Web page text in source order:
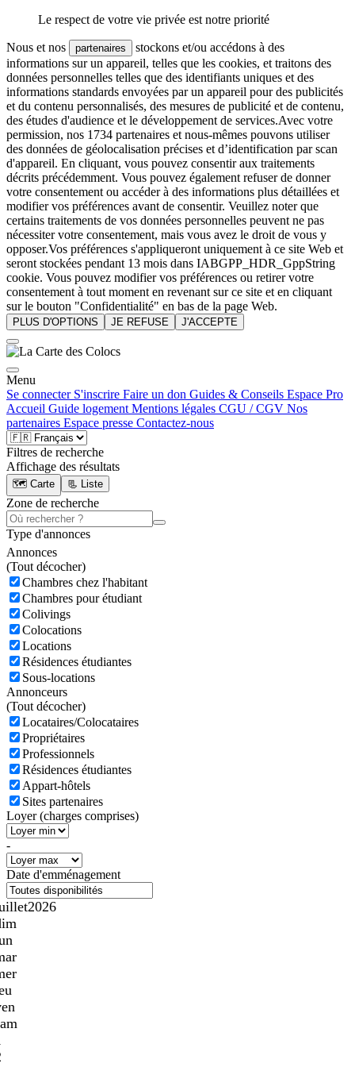
Le respect de votre vie privée est notre priorité
Nous et nos partenaires
stockons et/ou accédons à des
informations sur un appareil, telles que les cookies, et traitons des
données personnelles telles que des identifiants uniques et des
informations standards envoyées par un appareil pour des publicités
et du contenu personnalisés, des mesures de publicité et de contenu,
des études d'audience et le développement de services.Avec votre
permission, nos 1734 partenaires et nous-mêmes pouvons utiliser
des données de géolocalisation précises et d’identification par scan
d'appareil. En cliquant, vous pouvez consentir aux traitements
décrits précédemment. Vous pouvez également refuser de donner
votre consentement ou accéder à des informations plus détaillées et
modifier vos préférences avant de consentir. Veuillez noter que
certains traitements de vos données personnelles peuvent ne pas
nécessiter votre consentement, mais vous avez le droit de vous y
opposer.Vos préférences s'appliqueront uniquement à ce site Web et
seront stockées pendant 13 mois dans IABGPP_HDR_GppString
cookie. Vous pouvez modifier vos préférences ou retirer votre
consentement à tout moment en revenant sur ce site et en cliquant
sur le bouton "Confidentialité" en bas de la page Web.
PLUS D'OPTIONS JE REFUSE J'ACCEPTE
Menu
Se connecter S'inscrire Faire un don Guides & Conseils Espace Pro
Accueil Guide logement Mentions légales CGU / CGV Nos
partenaires Espace presse Contactez-nous
Filtres de recherche
Affichage des résultats
🗺️ Carte 📃 Liste
Zone de recherche
Type d'annonces
Annonces
(Tout décocher)
Chambres chez l'habitant
Chambres pour étudiant
Colivings
Colocations
Locations
Résidences étudiantes
Sous-locations
Annonceurs
(Tout décocher)
Locataires/Colocataires
Propriétaires
Professionnels
Résidences étudiantes
Appart-hôtels
Sites partenaires
Loyer (charges comprises)
-
Date d'emménagement
2026